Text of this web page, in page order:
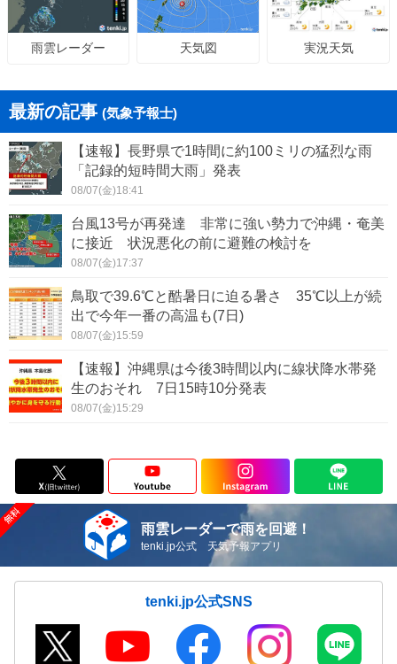
雨雲レーダー 天気図 実況天気
最新の記事 (気象予報士)
【速報】長野県で1時間に約100ミリの猛烈な雨
「記録的短時間大雨」発表
08/07(金)18:41
台風13号が再発達 非常に強い勢力で沖縄・奄美
に接近 状況悪化の前に避難の検討を
08/07(金)17:37
鳥取で39.6℃と酷暑日に迫る暑さ 35℃以上が続
出で今年一番の高温も(7日)
08/07(金)15:59
【速報】沖縄県は今後3時間以内に線状降水帯発
生のおそれ 7日15時10分発表
08/07(金)15:29
雨雲レーダーで雨を回避！
tenki.jp公式 天気予報アプリ
tenki.jp公式SNS